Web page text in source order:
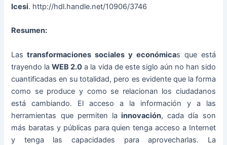
Icesi. http://hdl.handle.net/10906/3746
Resumen:
Las transformaciones sociales y económicas que está
trayendo laWEB 2.0 a la vida de este siglo aún no han sido
cuantificadas en su totalidad, pero es evidente que la forma
como se produce y como se relacionan los ciudadanos
está cambiando. El acceso a la información y a las
herramientas que permiten la innovación, cada día son
más baratas y públicas para quien tenga acceso a Internet
y tenga las capacidades para aprovecharlas. La